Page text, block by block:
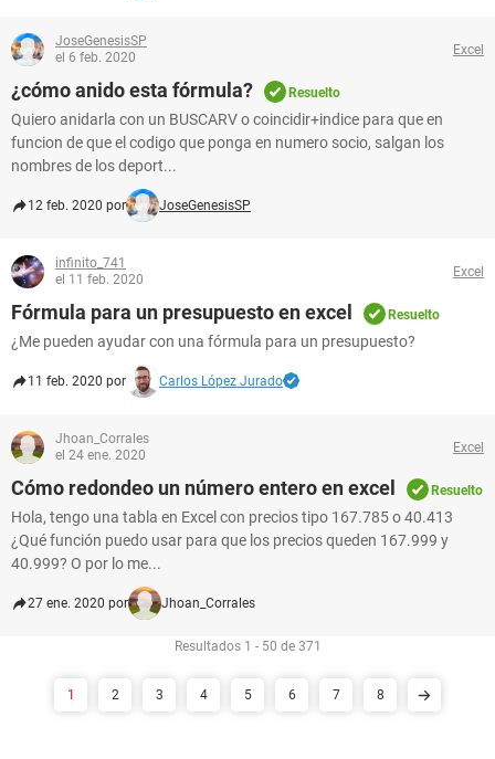
JoseGenesisSP
el 6 feb. 2020
Excel
¿cómo anido esta fórmula? Resuelto
Quiero anidarla con un BUSCARV o coincidir+indice para que en
funcion de que el codigo que ponga en numero socio, salgan los
nombres de los deport...
12 feb. 2020 por JoseGenesisSP
infinito_741
el 11 feb. 2020
Excel
Fórmula para un presupuesto en excel Resuelto
¿Me pueden ayudar con una fórmula para un presupuesto?
11 feb. 2020 por Carlos López Jurado
Jhoan_Corrales
el 24 ene. 2020
Excel
Cómo redondeo un número entero en excel Resuelto
Hola, tengo una tabla en Excel con precios tipo 167.785 o 40.413
¿Qué función puedo usar para que los precios queden 167.999 y
40.999? O por lo me...
27 ene. 2020 por Jhoan_Corrales
Resultados 1 - 50 de 371
1 2 3 4 5 6 7 8